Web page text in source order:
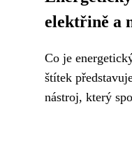
elektřině a
Co je
štítek
nástroj, který